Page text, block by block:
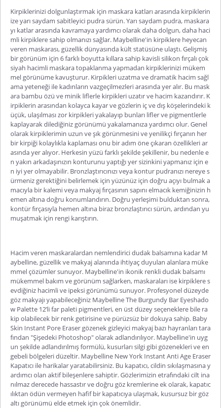
Kirpiklerinizi dolgunlaştırmak için maskara katları arasında kirpiklerin
ize yarı saydam sabitleyici pudra sürün. Yarı saydam pudra, maskara
yı katlar arasında kavramaya yardımcı olarak daha dolgun, daha haci
mli kirpiklere sahip olmanızı sağlar. Maybelline'in kirpiklere heyecan
veren maskarası, güzellik dünyasında kült statüsüne ulaştı. Gelişmiş
bir görünüm için 6 farklı boyutta kıllara sahip kavisli silikon fırçalı çok
siyah hacimli maskara topaklanma yapmadan kirpiklerinizi mükem
mel görünüme kavuşturur. Kirpikleri uzatma ve dramatik hacim sağl
ama yeteneği ile kadınların vazgeçilmezleri arasında yer alır. Bu mask
ara bambu özü ve minik liflerle kirpikleri uzatır ve hacim kazandırır. K
irpiklerin arasından kolayca kayar ve gözlerin iç ve dış köşelerindeki k
üçük, ulaşılması zor kirpikleri yakalayıp bunları lifler ve pigmentlerle
kaplayarak dilediğiniz görünümü yakalamanıza yardımcı olur. Genel
olarak kirpiklerimin uzun ve şık görünmesini ve yenilikçi fırçanın her
bir kirpiği kolaylıkla kaplaması onu bir adım öne çıkaran özellikleri ar
asında yer alıyor. Herkesin yüzü farklı şekilde şekillenir, bu nedenle e
n yakın arkadaşınızın konturunu yaptığı yer sizinkini yapmanız için e
n iyi yer olmayabilir. Bronzlaştırıcınızı veya kontur pudranızı nereye s
ürmeniz gerektiğini belirlemek için yüzünüz için doğru açıyı bulmak a
macıyla bir kalemi veya makyaj fırçasının sapını elmacık kemiğinizin h
emen altına doğru konumlandırın. Doğru yerleşimi bulduktan sonra,
kontür fırçasıyla hemen altına biraz bronzlaştırıcı sürün, ardından yu
muşatmak için rengi karıştırın.
Hacim veren maskaralardan nemlendirici dudak balsamına kadar M
aybelline, güzellik ve makyaj alanında ihtiyaç duyulan alanlara müke
mmel çözümler sunuyor. Maybelline'in ikonik renkli dudak balsamı
mükemmel bakım ve görünüm sağlarken, maskaraları ise kirpiklere s
evdiğiniz hacimli ve ipeksi görünümü sunuyor. Profesyonel düzeyde
göz makyajı yapabileceğiniz Maybelline The Burgundy Bar Eyeshado
w Palette 12’li far paleti pigmentleri, en üst düzey seçeneklere bile ra
kip olabilecek bir renk getirisine ve pürüzsüz bir dokuya sahip. Baby
Skin Instant Pore Eraser gözenek gizleyici makyaj bazı hayranları tara
fından "Şişedeki Photoshop" olarak adlandırılıyor. Maybelline'in uyg
un şekilde adlandırılmış formülü, kusurları silgi gibi gözenekleri ve en
gebeli bölgeleri düzeltir. Maybelline New York Instant Anti Age Eraser
Kapatıcı ile harikalar yaratabilirsiniz. Bu kapatıcı, cildin sıkılaşmasına y
ardımcı olan aktif bileşenlere sahiptir. Gözlerimizin etrafındaki cilt ina
nılmaz derecede hassastır ve doğru göz kremlerine ek olarak, kapatıc
ılıktan ödün vermeyen hafif bir kapatıcıya ulaşmak, kusursuz bir göz
altı görünümü elde etmek için çok önemlidir.